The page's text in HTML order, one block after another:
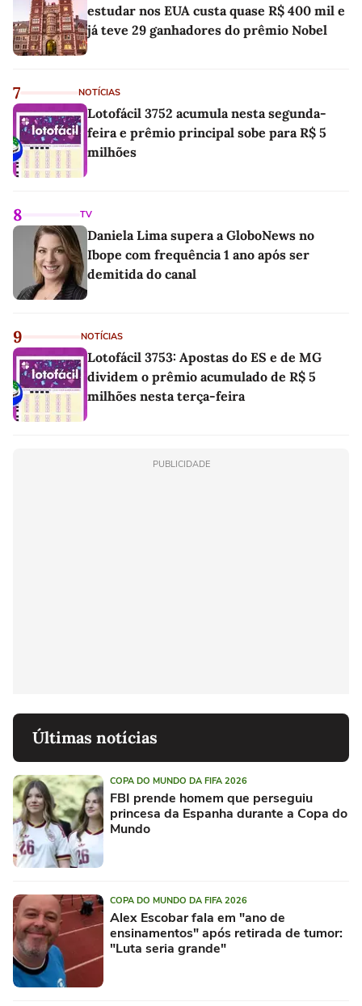
estudar nos EUA custa quase R$ 400 mil e
já teve 29 ganhadores do prêmio Nobel
7 NOTÍCIAS
Lotofácil 3752 acumula nesta segunda-
feira e prêmio principal sobe para R$ 5
milhões
8 TV
Daniela Lima supera a GloboNews no
Ibope com frequência 1 ano após ser
demitida do canal
9 NOTÍCIAS
Lotofácil 3753: Apostas do ES e de MG
dividem o prêmio acumulado de R$ 5
milhões nesta terça-feira
PUBLICIDADE
Últimas notícias
COPA DO MUNDO DA FIFA 2026
FBI prende homem que perseguiu
princesa da Espanha durante a Copa do
Mundo
COPA DO MUNDO DA FIFA 2026
Alex Escobar fala em "ano de
ensinamentos" após retirada de tumor:
"Luta seria grande"